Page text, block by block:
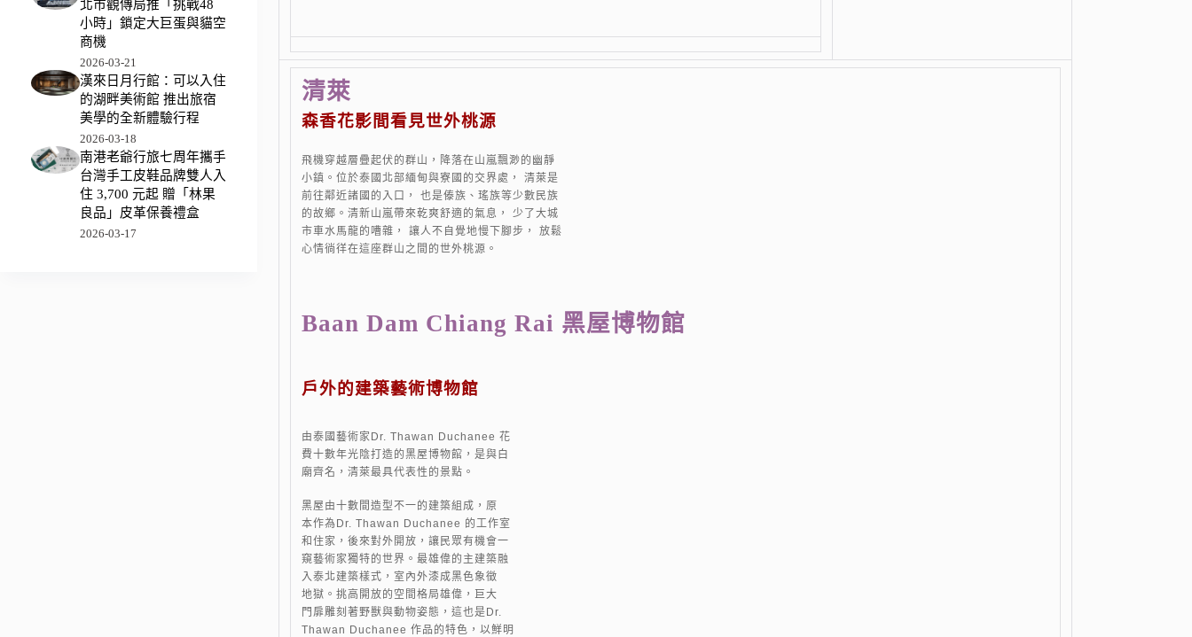
清萊
森香花影間看見世外桃源
飛機穿越層疊起伏的群山，降落在山嵐飄渺的幽靜
小鎮。位於泰國北部緬甸與寮國的交界處， 清萊是
前往鄰近諸國的入口， 也是傣族、瑤族等少數民族
的故鄉。清新山嵐帶來乾爽舒適的氣息， 少了大城
市車水馬龍的嘈雜， 讓人不自覺地慢下腳步， 放鬆
心情徜徉在這座群山之間的世外桃源。
Baan Dam Chiang Rai 黑屋博物館
戶外的建築藝術博物館
由泰國藝術家Dr. Thawan Duchanee 花
費十數年光陰打造的黑屋博物館，是與白
廟齊名，清萊最具代表性的景點。
黑屋由十數間造型不一的建築組成，原
本作為Dr. Thawan Duchanee 的工作室
和住家，後來對外開放，讓民眾有機會一
窺藝術家獨特的世界。最雄偉的主建築融
入泰北建築樣式，室內外漆成黑色象徵
地獄。挑高開放的空間格局雄偉，巨大
門扉雕刻著野獸與動物姿態，這也是Dr.
Thawan Duchanee 作品的特色，以鮮明
北市觀傳局推「挑戰48
小時」鎖定大巨蛋與貓空
商機
2026-03-21
漢來日月行館：可以入住
的湖畔美術館 推出旅宿
美學的全新體驗行程
2026-03-18
南港老爺行旅七周年攜手
台灣手工皮鞋品牌雙人入
住 3,700 元起 贈「林果
良品」皮革保養禮盒
2026-03-17